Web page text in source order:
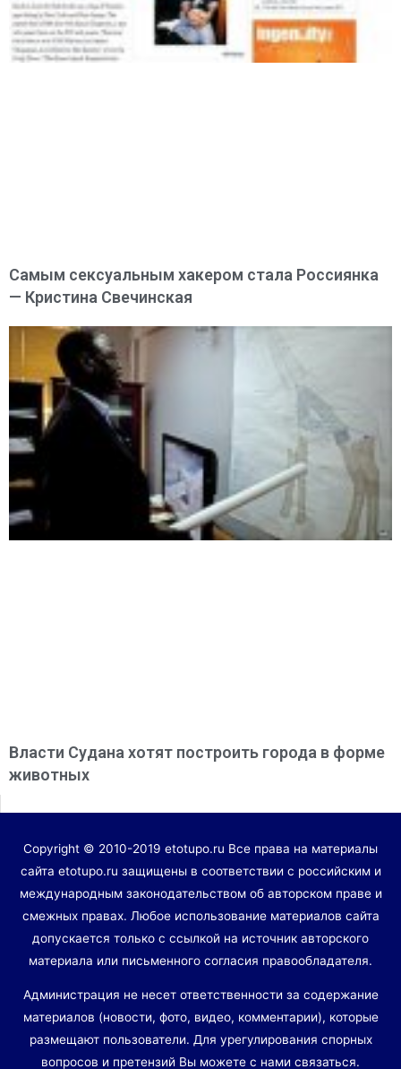
Самым сексуальным хакером стала Россиянка
— Кристина Свечинская
Власти Судана хотят построить города в форме
животных
Copyright © 2010-2019 etotupo.ru Все права на материалы
сайта etotupo.ru защищены в соответствии с российским и
международным законодательством об авторском праве и
смежных правах. Любое использование материалов сайта
допускается только с ссылкой на источник авторского
материала или письменного согласия правообладателя.
Администрация не несет ответственности за содержание
материалов (новости, фото, видео, комментарии), которые
размещают пользователи. Для урегулирования спорных
вопросов и претензий Вы можете с нами связаться.